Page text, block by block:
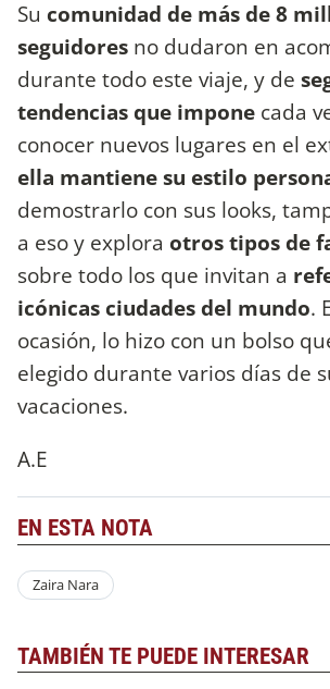
Su comunidad de más de 8
seguidores no dudaron en
durante todo este viaje, y de
tendencias que impone cada
conocer nuevos lugares en el
ella mantiene su estilo
demostrarlo con sus looks,
a eso y explora otros tipos de
sobre todo los que invitan a
icónicas ciudades del mundo.
ocasión, lo hizo con un bolso
elegido durante varios días de
vacaciones.
A.E
EN ESTA NOTA
Zaira Nara
TAMBIÉN TE PUEDE INTERESAR